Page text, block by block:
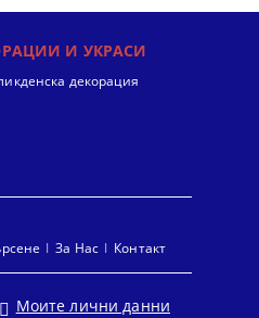
И УКРАСИ
декорация
За Нас Контакт
Моите лични данни